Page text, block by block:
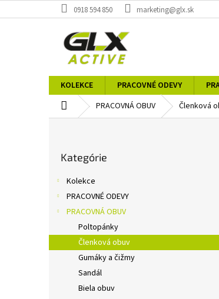
na
0918 594 850 marketing@glx.sk
KOLEKCE PRACOVNÉ ODEVY
DomovPRACOVNÁ OBUV Členková
kategórie
Kategórie
Kolekce
PRACOVNÉ ODEVY
PRACOVNÁ OBUV
Poltopánky
Členková obuv
Gumáky a čižmy
Sandál
Biela obuv